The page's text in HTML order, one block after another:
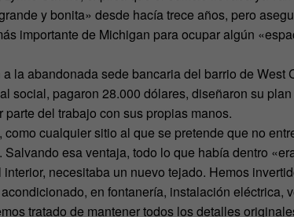
y bonita» desde hacía trece años, pero
importante de Michigan para ocupar algún
la abandonada sede bancaria del barrio de West
social, pagaron 28.000 dólares, diseñaron su
parte del trabajo con sus propias manos.
como cualquier sitio al que se pretende que no
esa ventaja, todo lo que había dentro
necesitaba un nuevo tejado. Hemos
en fontanería, instalación eléctrica,
tratado de mantener todos los detalles